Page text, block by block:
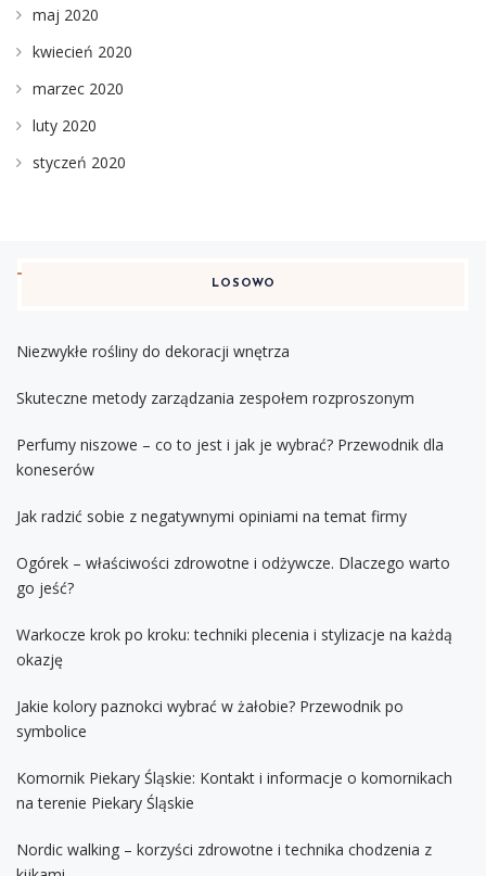
maj 2020
kwiecień 2020
marzec 2020
luty 2020
styczeń 2020
LOSOWO
Niezwykłe rośliny do dekoracji wnętrza
Skuteczne metody zarządzania zespołem rozproszonym
Perfumy niszowe – co to jest i jak je wybrać? Przewodnik dla
koneserów
Jak radzić sobie z negatywnymi opiniami na temat firmy
Ogórek – właściwości zdrowotne i odżywcze. Dlaczego warto
go jeść?
Warkocze krok po kroku: techniki plecenia i stylizacje na każdą
okazję
Jakie kolory paznokci wybrać w żałobie? Przewodnik po
symbolice
Komornik Piekary Śląskie: Kontakt i informacje o komornikach
na terenie Piekary Śląskie
Nordic walking – korzyści zdrowotne i technika chodzenia z